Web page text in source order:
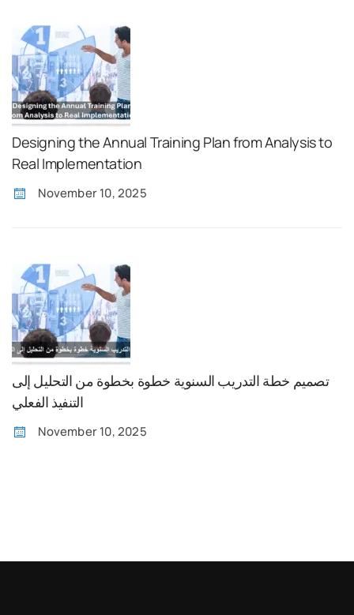
Designing the Annual Training Plan from Analysis to
Real Implementation
November 10, 2025
تصميم خطة التدريب السنوية خطوة بخطوة من التحليل إلى
التنفيذ الفعلي
November 10, 2025